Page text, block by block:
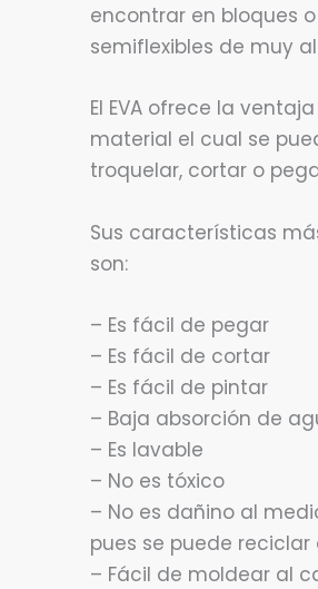
encontrar en bloques
semiflexibles de muy
El EVA ofrece la
material el cual se
troquelar, cortar o
Sus características
son:
– Es fácil de pegar
– Es fácil de cortar
– Es fácil de pintar
– Baja absorción de
– Es lavable
– No es tóxico
– No es dañino al
pues se puede reciclar
– Fácil de moldear al